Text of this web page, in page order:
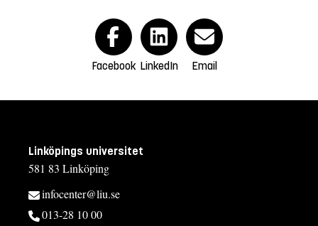
Facebook LinkedIn Email
Linköpings universitet
581 83 Linköping
infocenter@liu.se
013-28 10 00